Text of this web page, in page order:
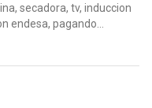
secadora, tv, induccion
endesa, pagando...